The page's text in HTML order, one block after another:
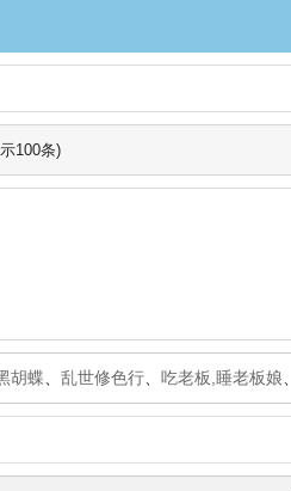
100条)
胡蝶 乱世修色行 吃老板,睡老板娘